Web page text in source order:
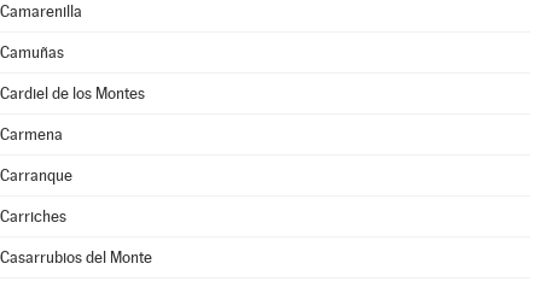
Camarenilla
Camuñas
Cardiel de los Montes
Carmena
Carranque
Carriches
Casarrubios del Monte